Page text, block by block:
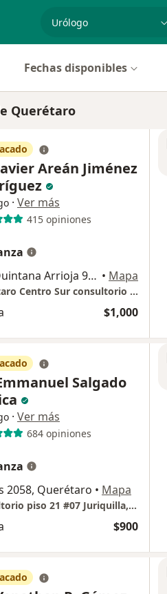
especialidad,
Fechas disponibles
Querétaro
Areán Jiménez
· Ver más
415 opiniones
Boulevard Bernardo Quintana Arrioja 9670, Santiago de Querétaro • Mapa
Hospital Ángeles Queretaro Centro Sur consultorio 1225
$1,000
Salgado
· Ver más
684 opiniones
2058, Querétaro • Mapa
Hospital Moscati, consultorio piso 21 #07 Juriquilla, Querétaro
$900